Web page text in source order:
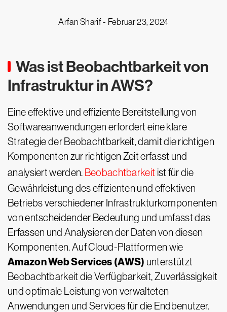
Arfan Sharif - Februar 23, 2024
Was ist Beobachtbarkeit von
Infrastruktur in AWS?
Eine effektive und effiziente Bereitstellung von
Softwareanwendungen erfordert eine klare
Strategie der Beobachtbarkeit, damit die richtigen
Komponenten zur richtigen Zeit erfasst und
analysiert werden. Beobachtbarkeit ist für die
Gewährleistung des effizienten und effektiven
Betriebs verschiedener Infrastrukturkomponenten
von entscheidender Bedeutung und umfasst das
Erfassen und Analysieren der Daten von diesen
Komponenten. Auf Cloud-Plattformen wie
Amazon Web Services (AWS) unterstützt
Beobachtbarkeit die Verfügbarkeit, Zuverlässigkeit
und optimale Leistung von verwalteten
Anwendungen und Services für die Endbenutzer.